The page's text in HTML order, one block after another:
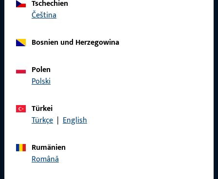
Tschechien
čeština
Bosnien und Herzegowina
Polen
Polski
Türkei
Türkçe | English
Rumänien
Română